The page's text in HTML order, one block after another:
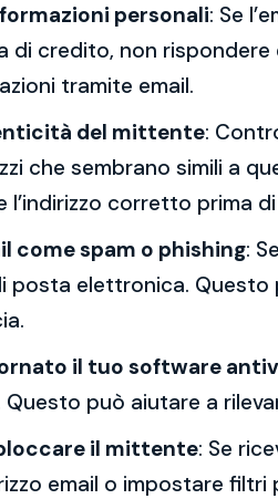
personali: Se
di credito, non
tramite email.
del mittente:
che sembrano simili a
corretto prima
come spam o phishing:
posta elettronica.
il tuo software
può aiutare a
il mittente: Se
email o impostare